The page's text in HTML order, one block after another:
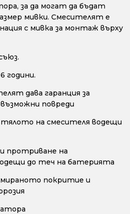
за да могат да бъдат
мивки. Смесителят е
с мивка за монтаж върху
години.
дава гаранция за
повреди
тялото на смесителя водещи
протриване на
до теч на батерията
покритие и